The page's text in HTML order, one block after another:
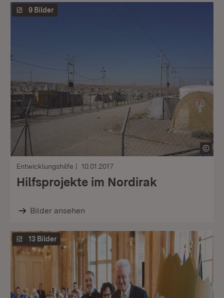
9 Bilder
Entwicklungshilfe 10.01.2017
Hilfsprojekte im Nordirak
Bilder ansehen
13 Bilder